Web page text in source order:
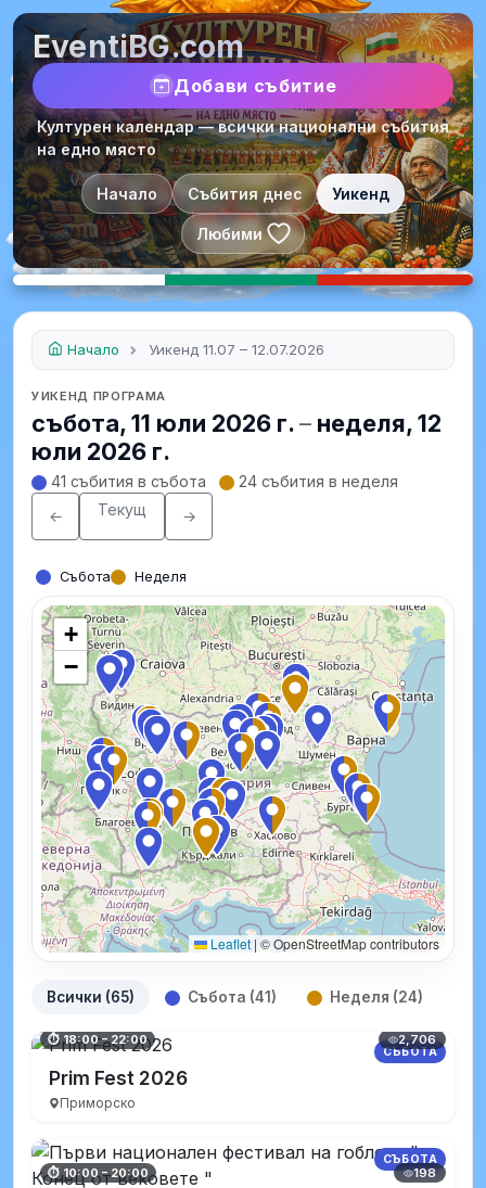
EventiBG.com
Добави събитие
Културен календар — всички национални събития
на едно място
Начало Събития днес Уикенд
Любими
Начало Уикенд 11.07 – 12.07.2026
УИКЕНД ПРОГРАМА
събота, 11 юли 2026 г.– неделя, 12
юли 2026 г.
41 събития в събота
24 събития в неделя
←
Текущ →
Събота Неделя
+
−
Leaflet | © OpenStreetMap contributors
Всички (65) Събота (41) Неделя (24)
СЪБОТА
⏱ 18:00 – 22:00 2,706
Prim Fest 2026
Приморско
СЪБОТА
⏱ 10:00 – 20:00 198